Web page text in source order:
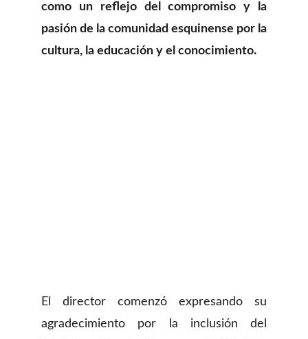
como un reflejo del compromiso y la
pasión de la comunidad esquinense por la
cultura, la educación y el conocimiento.
El director comenzó expresando su
agradecimiento por la inclusión del